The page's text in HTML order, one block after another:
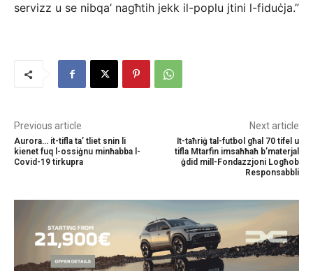
servizz u se nibqa’ nagħtih jekk il-poplu jtini l-fiduċja.”
Previous article
Aurora… it-tifla ta’ tliet snin li
kienet fuq l-ossiġnu minħabba l-
Covid-19 tirkupra
Next article
It-taħriġ tal-futbol għal 70 tifel u
tifla Mtarfin imsaħħaħ b’materjal
ġdid mill-Fondazzjoni Logħob
Responsabbli